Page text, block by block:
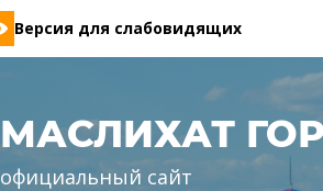
Версия для слабовидящих
МАСЛИХАТ
официальный сайт